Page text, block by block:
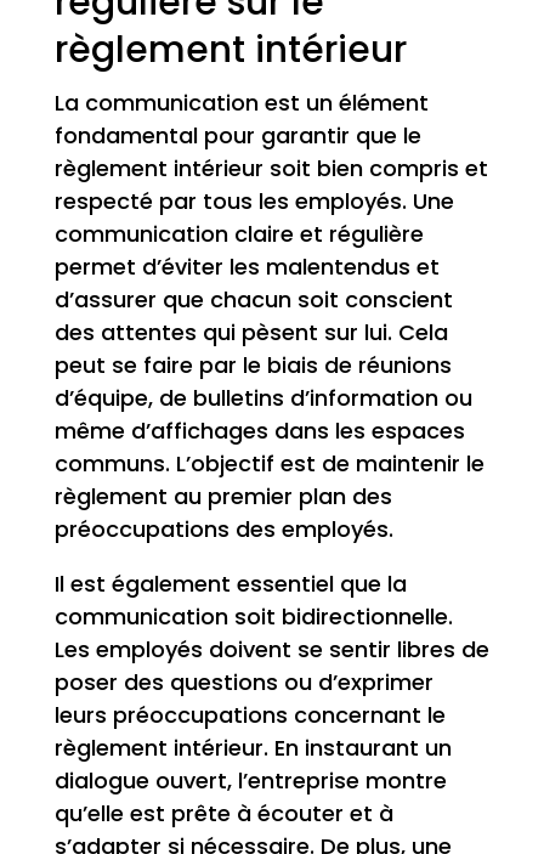
règlement intérieur
La communication est un élément
fondamental pour garantir que le
règlement intérieur soit bien compris et
respecté par tous les employés. Une
communication claire et régulière
permet d’éviter les malentendus et
d’assurer que chacun soit conscient
des attentes qui pèsent sur lui. Cela
peut se faire par le biais de réunions
d’équipe, de bulletins d’information ou
même d’affichages dans les espaces
communs. L’objectif est de maintenir le
règlement au premier plan des
préoccupations des employés.
Il est également essentiel que la
communication soit bidirectionnelle.
Les employés doivent se sentir libres de
poser des questions ou d’exprimer
leurs préoccupations concernant le
règlement intérieur. En instaurant un
dialogue ouvert, l’entreprise montre
qu’elle est prête à écouter et à
s’adapter si nécessaire. De plus, une